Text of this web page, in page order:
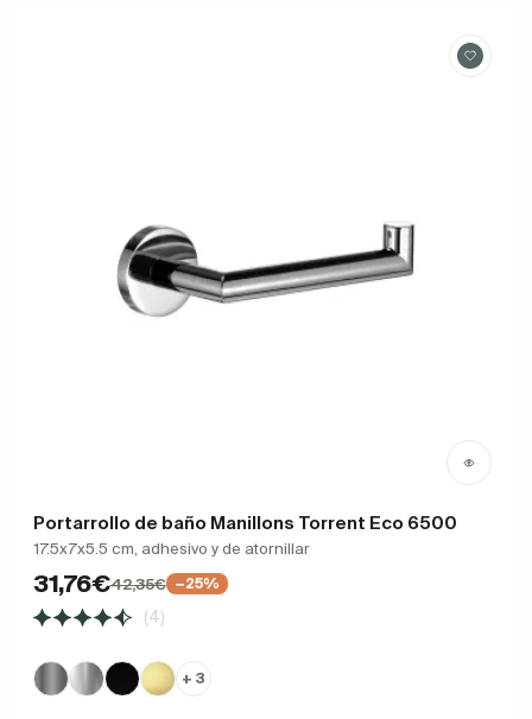
Portarrollo de baño Manillons Torrent Eco 6500
17.5x7x5.5 cm, adhesivo y de atornillar
31,76€42,35€ −25%
(4)
+ 3